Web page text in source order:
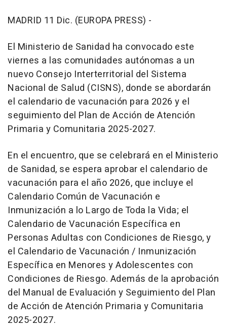
MADRID 11 Dic. (EUROPA PRESS) -
El Ministerio de Sanidad ha convocado este
viernes a las comunidades autónomas a un
nuevo Consejo Interterritorial del Sistema
Nacional de Salud (CISNS), donde se abordarán
el calendario de vacunación para 2026 y el
seguimiento del Plan de Acción de Atención
Primaria y Comunitaria 2025-2027.
En el encuentro, que se celebrará en el Ministerio
de Sanidad, se espera aprobar el calendario de
vacunación para el año 2026, que incluye el
Calendario Común de Vacunación e
Inmunización a lo Largo de Toda la Vida; el
Calendario de Vacunación Específica en
Personas Adultas con Condiciones de Riesgo, y
el Calendario de Vacunación / Inmunización
Específica en Menores y Adolescentes con
Condiciones de Riesgo. Además de la aprobación
del Manual de Evaluación y Seguimiento del Plan
de Acción de Atención Primaria y Comunitaria
2025-2027.